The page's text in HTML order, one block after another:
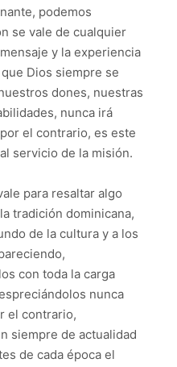
podemos
se vale de cualquier
y la experiencia
Dios siempre se
dones, nuestras
nunca irá
el contrario, es este
servicio de la misión.
para resaltar algo
tradición dominicana,
de la cultura y a los
con toda la carga
nunca
el contrario,
siempre de actualidad
de cada época el